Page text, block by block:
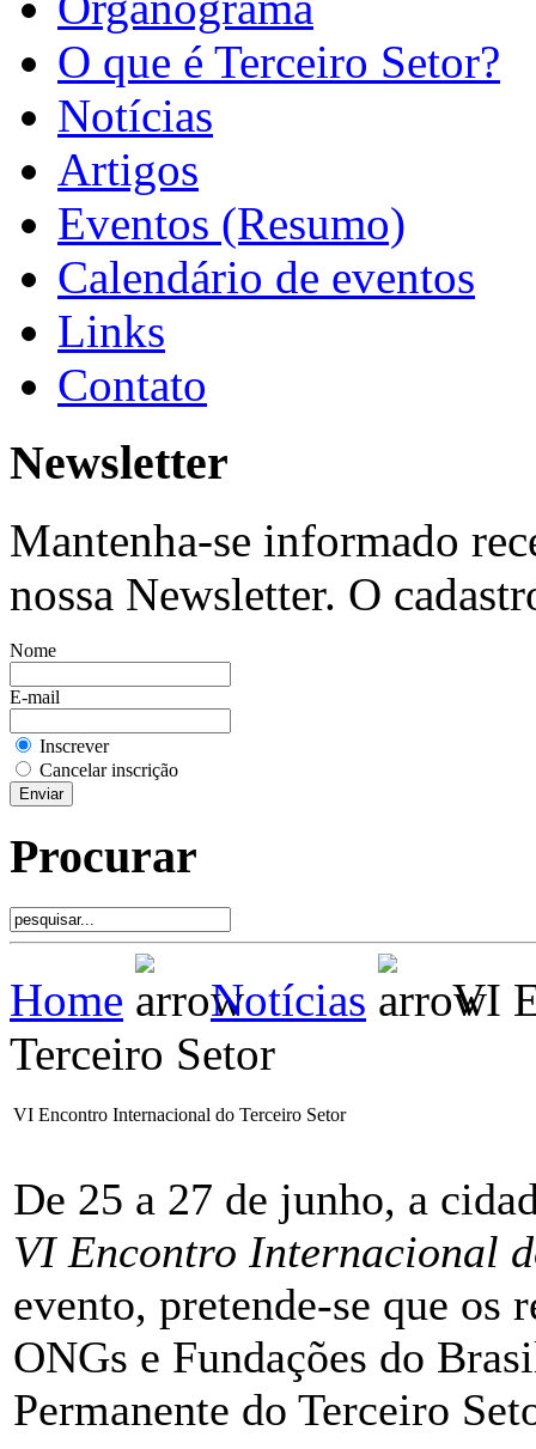
O que é Terceiro Setor?
Notícias
Artigos
Eventos (Resumo)
Calendário de eventos
Links
Contato
Newsletter
Mantenha-se informado
nossa Newsletter. O
Nome
E-mail
Inscrever
Cancelar inscrição
Procurar
Home Notícias
VI
Terceiro Setor
VI Encontro Internacional do Terceiro Setor
De 25 a 27 de junho, a
VI Encontro Internacional
evento, pretende-se que os
ONGs e Fundações do
Permanente do Terceiro